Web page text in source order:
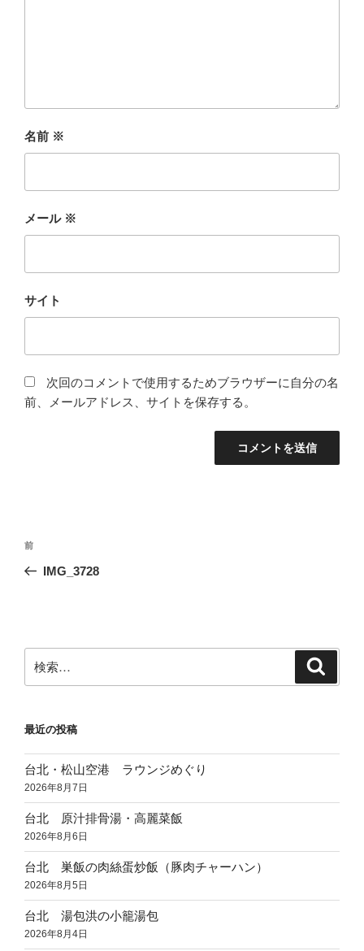
名前 ※
メール ※
サイト
次回のコメントで使用するためブラウザーに自分の名
前、メールアドレス、サイトを保存する。
投
ナ
ー
シ
前
の
前
IMG_3728
索:
最近の投稿
台北・松山空港 ラウンジめぐり
2026年8月7日
台北 原汁排骨湯・高麗菜飯
2026年8月6日
台北 巣飯の肉絲蛋炒飯（豚肉チャーハン）
2026年8月5日
台北 湯包洪の小籠湯包
2026年8月4日